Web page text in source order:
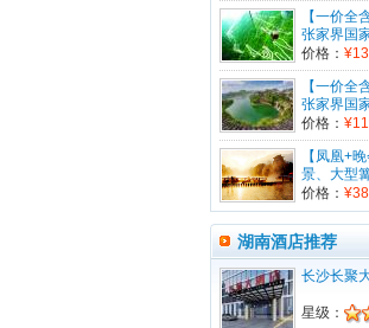
1339760****预订的台
由行签证-预定1张已经
电子票前往。订单编号
74。
1330747****预订的日
务签证(自备邀请函)-预
认。请打印电子票前往
1605****835。
1330747****预订的日
务签证(自备邀请函)-预
认。请打印电子票前往
1701****703。
1893242****预订的【
楼、洞庭湖、君山岛一
确认。请打印电子票前
【一价全
张家界国
界/天子山/
门山四日
价格：
【一价全
张家界国
界/天子山/
凰古城/苗
价格：
【凤凰+
景、大型
价格：
湖南酒店推荐
长沙长聚
星级：